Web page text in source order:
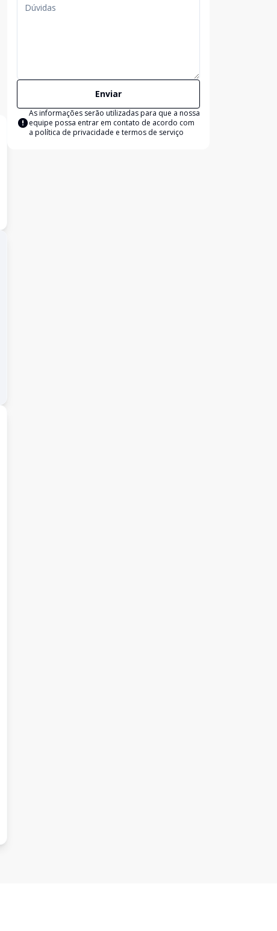
Enviar
As informações serão utilizadas para que a nossa
equipe possa entrar em contato de acordo com
a política de privacidade e termos de serviço